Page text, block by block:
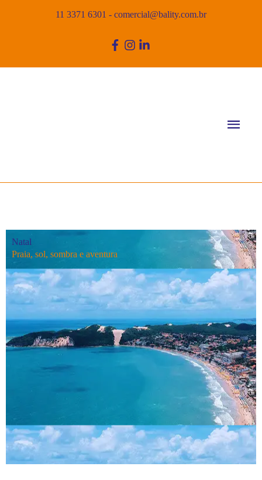
11 3371 6301 - comercial@bality.com.br
Natal
Praia, sol, sombra e aventura